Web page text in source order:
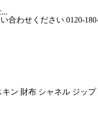
ン 財布 シャネル ジップ